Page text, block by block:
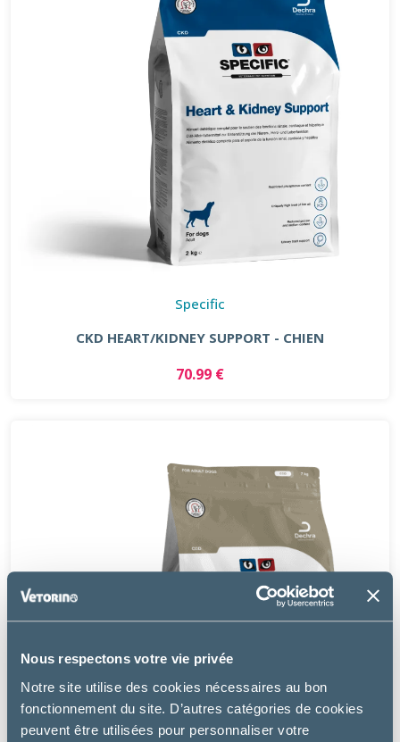
Nous respectons votre vie privée
Notre site utilise des cookies nécessaires au bon
fonctionnement du site. D’autres catégories de cookies
peuvent être utilisées pour personnaliser votre
Specific
CKD HEART/KIDNEY SUPPORT - CHIEN
70.99 €